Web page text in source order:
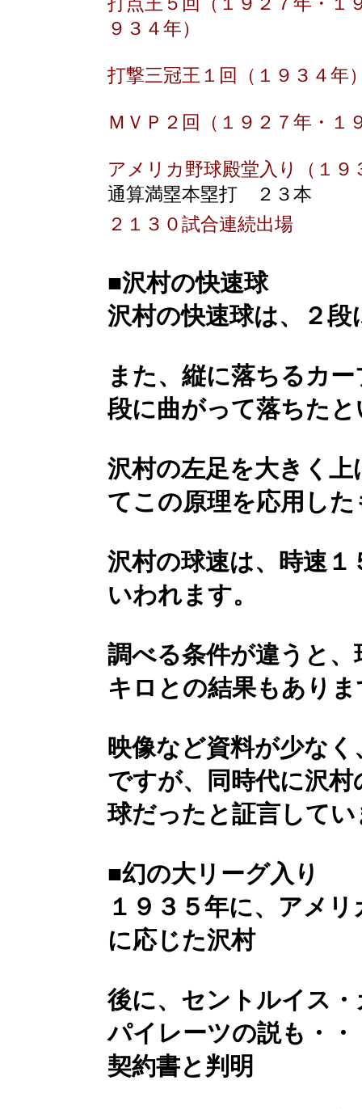
９３４年）
打撃三冠王１回（１９３４年
ＭＶＰ２回（１９２７年・１
アメリカ野球殿堂入り（１９
通算満塁本塁打 ２３本
２１３０試合連続出場
■沢村の快速球
沢村の快速球は、２
また、縦に落ちるカ
段に曲がって落ちた
沢村の左足を大きく
てこの原理を応用し
沢村の球速は、時速
いわれます。
調べる条件が違うと
キロとの結果もありま
映像など資料が少な
ですが、同時代に沢
球だったと証言してい
■幻の大リーグ入り
１９３５年に、アメ
に応じた沢村
後に、セントルイス
パイレーツの説も・
契約書と判明